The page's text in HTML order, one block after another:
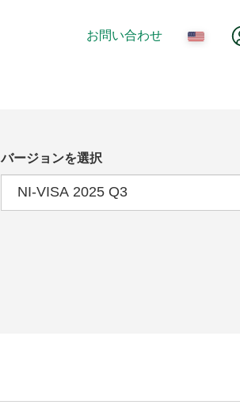
お問い合わせ
バージョンを選択